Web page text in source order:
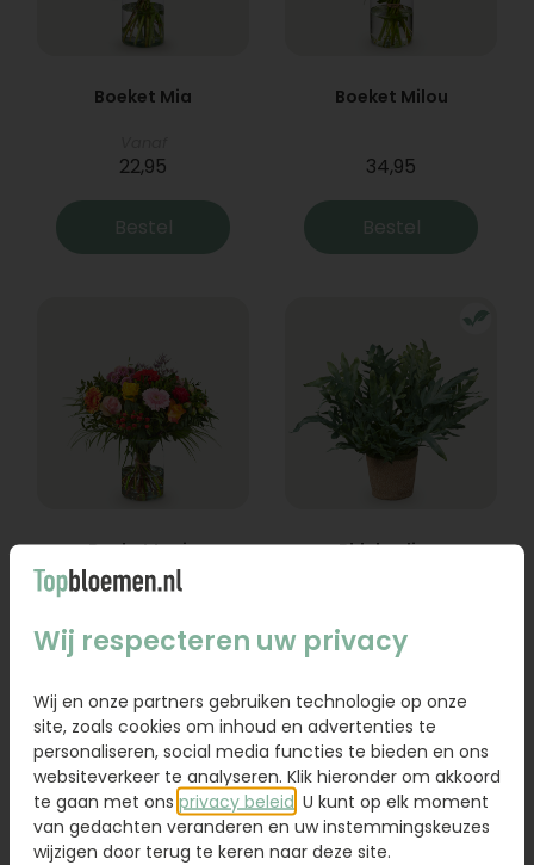
Boeket Mia
22,95
Bestel
Boeket Milou
34,95
Bestel
Boeket Lexie
Vanaf
Phlebodium
Wij respecteren uw privacy
Wij en onze partners gebruiken technologie op onze
site, zoals cookies om inhoud en advertenties te
personaliseren, social media functies te bieden en ons
websiteverkeer te analyseren. Klik hieronder om akkoord
te gaan met ons privacy beleid . U kunt op elk moment
van gedachten veranderen en uw instemmingskeuzes
wijzigen door terug te keren naar deze site.